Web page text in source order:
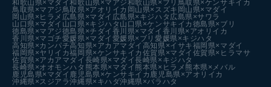
和歌山県×マダイ和歌山県×マアジ和歌山県×ブリ 鳥取県×ケンサキイカ
鳥取県×マアジ鳥取県×アオリイカ 岡山県×スズキ 岡山県×マダイ
岡山県×ヒラメ 広島県×マダイ 広島県×キジハタ 広島県×サワラ
山口県×マダイ 山口県×キジハタ 山口県×ケンサキイカ 徳島県×ブリ
徳島県×マアジ徳島県×チダイ 香川県×マダイ 香川県×アオリイカ
香川県×マゴチ愛媛県×マダイ 愛媛県×ブリ愛媛県×キジハタ
高知県×カンパチ高知県×アカアマダイ 高知県×イサキ福岡県×マダイ
福岡県×ヤリイカ福岡県×ケンサキイカ 佐賀県×マダイ 佐賀県×ヒラマサ
佐賀県×アカアマダイ 長崎県×マダイ長崎県×キジハタ
長崎県×オオモンハタ 熊本県×マダイ 熊本県×ヒラメ 熊本県×メバル
鹿児島県×マダイ 鹿児島県×ケンサキイカ 鹿児島県×アオリイカ
沖縄県×スジアラ沖縄県×キハダ沖縄県×バラハタ